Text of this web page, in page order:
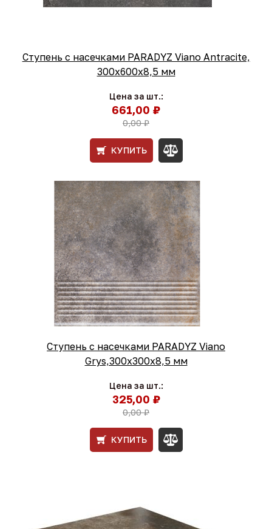
Ступень с насечками PARADYZ Viano Antracite,
300x600x8,5 мм
Цена за шт.:
661,00 ₽
0,00 ₽
КУПИТЬ
Ступень с насечками PARADYZ Viano
Grys,300x300x8,5 мм
Цена за шт.:
325,00 ₽
0,00 ₽
КУПИТЬ